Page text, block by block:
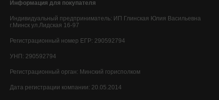
Информация для покупателя
Индивидуальный предприниматель: ИП Глинская Юлия Васильевна
г.Минск ул.Лидская 16-97
Регистрационный номер ЕГР: 290592794
УНП: 290592794
Регистрационный орган: Минский горисполком
Дата регистрации компании: 20.05.2014